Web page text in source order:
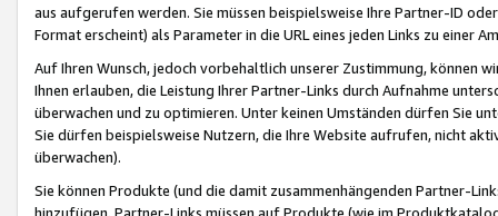
aus aufgerufen werden. Sie müssen beispielsweise Ihre Partner-ID
Format erscheint) als Parameter in die URL eines jeden Links zu einer
Auf Ihren Wunsch, jedoch vorbehaltlich unserer Zustimmung, können
Ihnen erlauben, die Leistung Ihrer Partner-Links durch Aufnahme
überwachen und zu optimieren. Unter keinen Umständen dürfen Sie
Sie dürfen beispielsweise Nutzern, die Ihre Website aufrufen, nicht
überwachen).
Sie können Produkte (und die damit zusammenhängenden Partner-
hinzufügen. Partner-Links müssen auf Produkte (wie im